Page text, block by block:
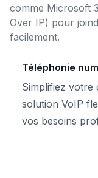
comme Microsoft
Over IP) pour
facilement.
Téléphonie
Simplifiez votre
solution VoIP
vos besoins